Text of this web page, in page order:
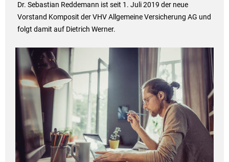
Dr. Sebastian Reddemann ist seit 1. Juli 2019 der neue
Vorstand Komposit der VHV Allgemeine Versicherung AG und
folgt damit auf Dietrich Werner.